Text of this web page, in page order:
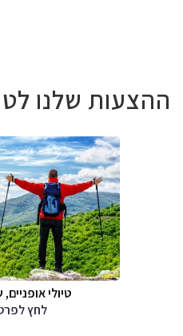
ההצעות שלנו
טיולי
לחץ